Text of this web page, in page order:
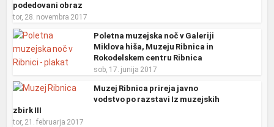
podedovani obraz
tor, 28. novembra 2017
Poletna muzejska noč v Galeriji
Miklova hiša, Muzeju Ribnica in
Rokodelskem centru Ribnica
sob, 17. junija 2017
Muzej Ribnica prireja javno
vodstvo po razstavi Iz muzejskih
zbirk III
tor, 21. februarja 2017